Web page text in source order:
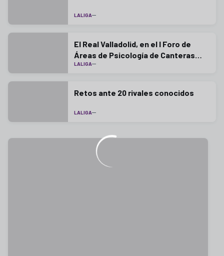
LALIGA
El Real Valladolid, en el I Foro de
Áreas de Psicología de Canteras
LaLiga
LALIGA
Retos ante 20 rivales conocidos
LALIGA